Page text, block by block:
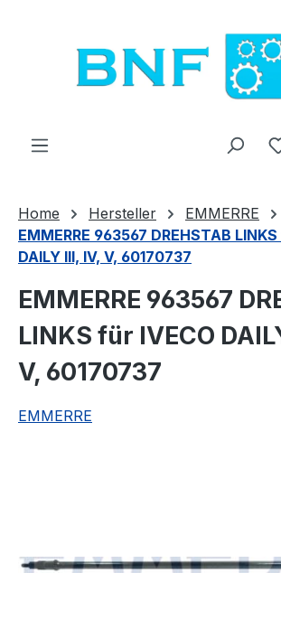
Home Hersteller
EMMERRE
EMMERRE 963567 DREHSTAB
DAILY III, IV, V, 60170737
EMMERRE 963567
LINKS für IVECO
V, 60170737
EMMERRE